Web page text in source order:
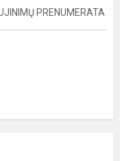
PRENUMERATA